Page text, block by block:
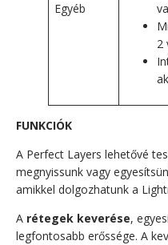
Egyéb
2
FUNKCIÓK
A Perfect Layers lehetővé
megnyissunk vagy
amikkel dolgozhatunk a
A rétegek keverése,
legfontosabb erőssége. A